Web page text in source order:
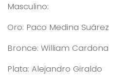
Masculino:
Oro: Paco Medina Suárez
Bronce: William Cardona
Plata: Alejandro Giraldo